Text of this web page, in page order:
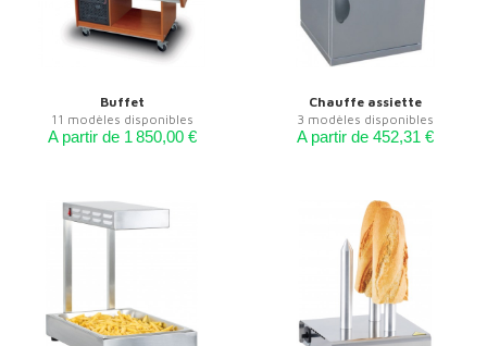
Buffet
11 modèles disponibles
A partir de 1 850,00 €
Chauffe assiette
3 modèles disponibles
A partir de 452,31 €